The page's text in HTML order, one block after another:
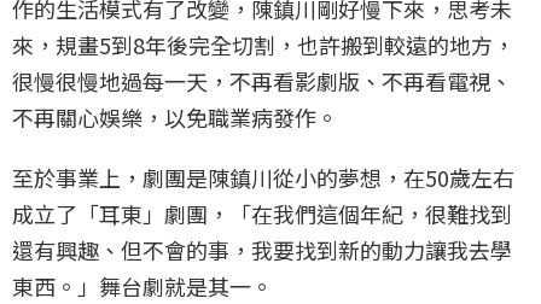
作的生活模式有了改變，陳鎮川剛好慢下來，思考未
來，規畫5到8年後完全切割，也許搬到較遠的地方，
很慢很慢地過每一天，不再看影劇版、不再看電視、
不再關心娛樂，以免職業病發作。
至於事業上，劇團是陳鎮川從小的夢想，在50歲左右
成立了「耳東」劇團，「在我們這個年紀，很難找到
還有興趣、但不會的事，我要找到新的動力讓我去學
東西。」舞台劇就是其一。